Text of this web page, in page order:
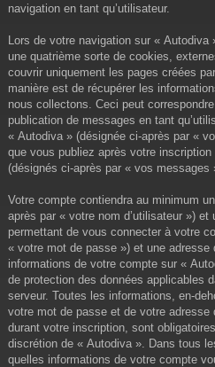
navigation en tant qu’utilisateur.
Lors de votre navigation sur « Autodiva
une quatrième sorte de cookies,
couvrir uniquement les pages créées
manière est de récupérer les
nous collectons. Ceci peut
publication de messages en tant
« Autodiva » (désignée ci-après par «
que vous publiez après votre
(désignés ci-après par « vos messages
Votre compte contiendra au minimum
après par « votre nom d’utilisateur »)
permettant de vous connecter à votre
« votre mot de passe ») et une adresse
informations de votre compte sur «
de protection des données applicables
serveur. Toutes les informations, en-
votre mot de passe et de votre
durant votre inscription, sont
discrétion de « Autodiva ». Dans tous
quelles informations de votre compte